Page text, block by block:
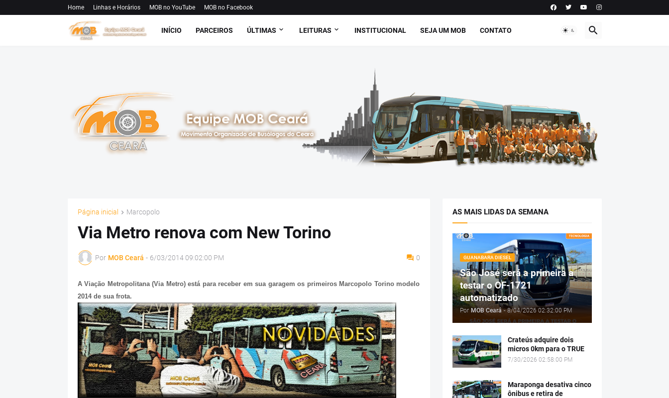
Home Linhas e Horários MOB no YouTube MOB no Facebook
INÍCIO PARCEIROS ÚLTIMAS LEITURAS INSTITUCIONAL SEJA UM MOB CONTATO
Página inicial Marcopolo
Via Metro renova com New Torino
Por MOB Ceará - 6/03/2014 09:02:00 PM 0
A Viação Metropolitana (Via Metro) está para receber em sua garagem os primeiros Marcopolo Torino modelo
2014 de sua frota.
AS MAIS LIDAS DA SEMANA
GUANABARA DIESEL
São José será a primeira a
testar o OF-1721
automatizado
Por MOB Ceará - 8/04/2026 02:32:00 PM
Crateús adquire dois
micros 0km para o TRUE
7/30/2026 02:58:00 PM
Maraponga desativa cinco
ônibus e retira de